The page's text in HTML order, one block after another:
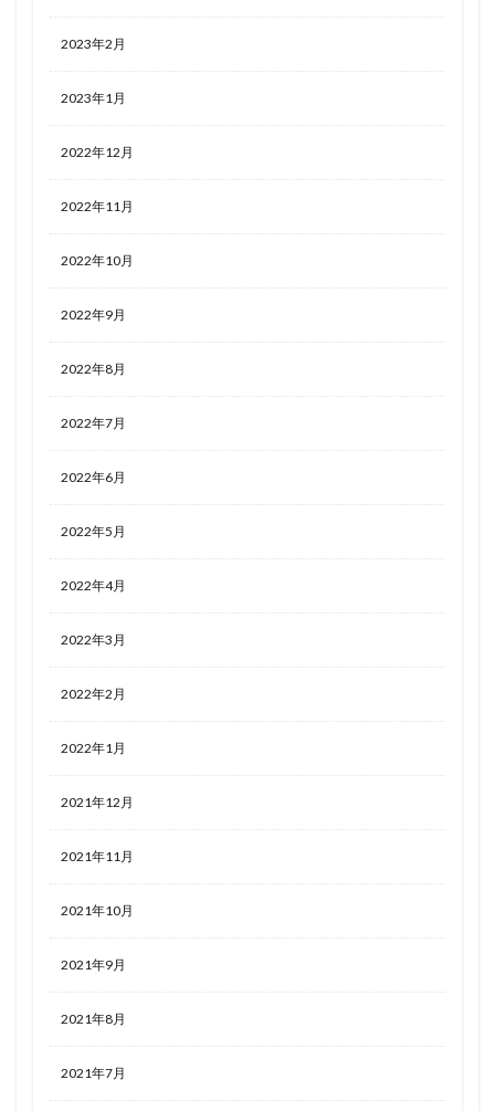
2023年2月
2023年1月
2022年12月
2022年11月
2022年10月
2022年9月
2022年8月
2022年7月
2022年6月
2022年5月
2022年4月
2022年3月
2022年2月
2022年1月
2021年12月
2021年11月
2021年10月
2021年9月
2021年8月
2021年7月